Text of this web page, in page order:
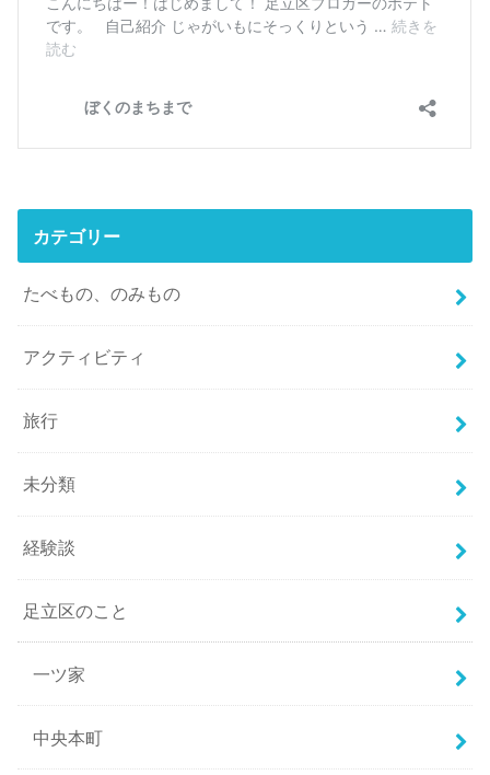
カテゴリー
たべもの、のみもの
アクティビティ
旅行
未分類
経験談
足立区のこと
一ツ家
中央本町